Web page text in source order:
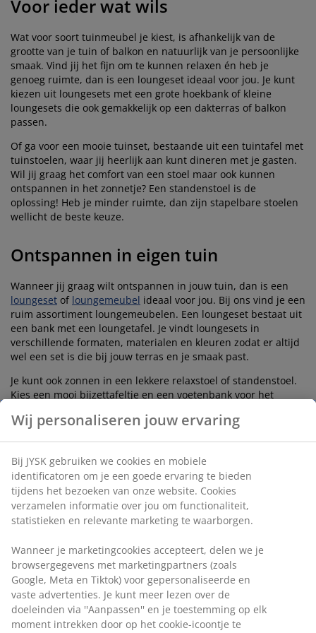
Voor ieder wat wils
Wat voor soort tuinmeubel je kiest, is afhankelijk van de
grootte van je tuin of balkon en natuurlijk van je persoonlijke
smaak. Vind jij het fijn om te kunnen relaxen én heb je
genoeg ruimte, dan is een loungeset ideaal voor jou. Je kunt
kiezen uit loungesets met een grote hoekbank of kleine
loungesets die ook gemakkelijk op een dakterras of balkon
passen.
Of ga voor een mooie tuinset, bestaande uit een tuintafel met
tuinstoelen, waar jij heerlijk aan kunt dineren met je gasten.
Wil jij graag het comfort van een stoel maar ook kunnen
ontspannen in het zonnetje? Een standenstoel is de
oplossing! Heb je minder ruimte, dan zijn stapelbare stoelen
wellicht de beste keuze.
Ontspannen in eigen tuin
Wanneer jij graag wilt ontspannen in jouw tuin, dan is een
loungeset of loungemeubel ideaal voor jou. Bij ons vind je een
ruim assortiment loungemeubelen. Een loungeset bestaat uit
een bank met een loungetafel. Je vindt loungesets in
verschillende formaten, materialen en kleuren zodat er altijd
wel een set is die bij jouw terras en je smaak past.
Je kunt ook zonnen in een lekkere relaxstoel of standenstoel.
Kies een mooi bijzettafeltje en een voetenbank voor het
weinig ruimte in beslag en zit erg comfortabel.
Met een loungeset haal je het woonkamer gevoel naar buiten.
Creëer een sfeervolle tuininrichting met de mooiste
loungemeubelen.
Een trendy tuinset om aan te
Wie droomt er nou niet van eindeloze zomerse avonden,
waarbij je tot in de late uurtjes kunt tafelen met een goed
glas wijn en leuke mensen? Een tuinset is perfect voor
etentjes in de buitenlucht. Kies voor een ronde, vierkante of
juist een rechthoekige tafel met mooie bijpassende stoelen.
Wij personaliseren jouw ervaring
Bij JYSK gebruiken we cookies en mobiele
identificatoren om je een goede ervaring te bieden
tijdens het bezoeken van onze website. Cookies
verzamelen informatie over jou om functionaliteit,
statistieken en relevante marketing te waarborgen.
Wanneer je marketingcookies accepteert, delen we je
browsergegevens met marketingpartners (zoals
Google, Meta en Tiktok) voor gepersonaliseerde en
vaste advertenties. Je kunt meer lezen over de
doeleinden via ''Aanpassen'' en je toestemming op elk
moment intrekken door op het cookie-icoontje te